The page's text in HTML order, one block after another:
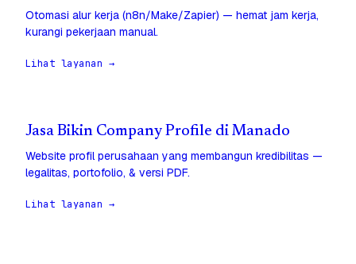
Otomasi alur kerja (n8n/Make/Zapier) — hemat jam kerja,
kurangi pekerjaan manual.
Lihat layanan →
Jasa Bikin Company Profile di Manado
Website profil perusahaan yang membangun kredibilitas —
legalitas, portofolio, & versi PDF.
Lihat layanan →